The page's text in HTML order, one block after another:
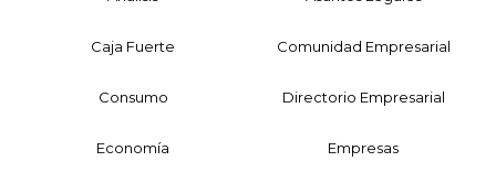
Caja Fuerte Comunidad Empresarial
Consumo Directorio Empresarial
Economía Empresas